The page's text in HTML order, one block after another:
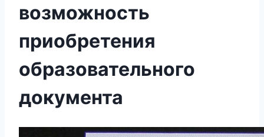
возможность
приобретения
образовательного
документа